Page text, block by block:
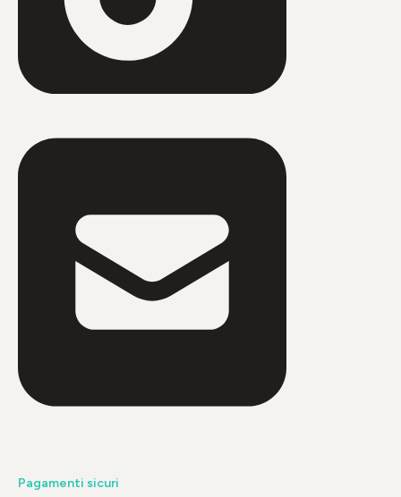
Pagamenti sicuri